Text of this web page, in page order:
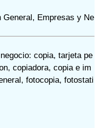
Empresas y Ne
copia, tarjeta pe
, copiadora, copia e im
, fotocopia, fotostati